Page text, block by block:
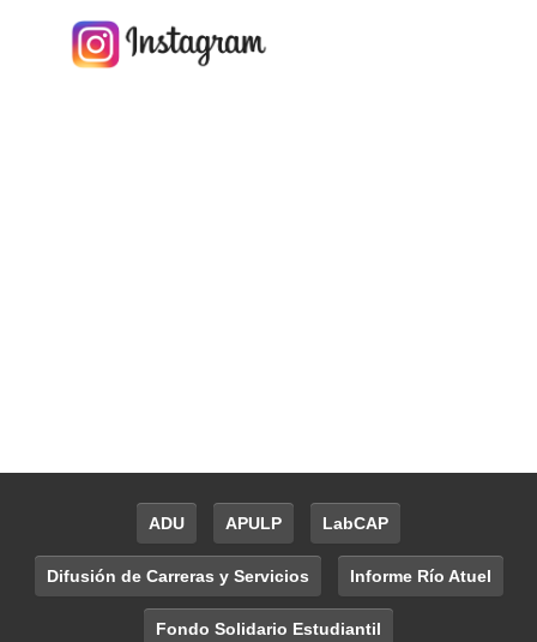
ADU APULP LabCAP
Difusión de Carreras y Servicios Informe Río Atuel
Fondo Solidario Estudiantil